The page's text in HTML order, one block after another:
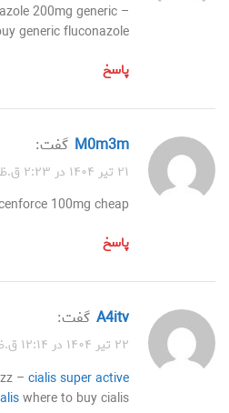
200mg generic –
generic fluconazole
پاسخ
m0m3m گفت:
۲۱ تیر ۱۴۰۴ در ۲:۲۳ ق.ظ
100mg cheap
پاسخ
a4itv گفت:
۲۲ تیر ۱۴۰۴ در ۱۲:۱۴ ق.ظ
– cialis super active
where to buy cialis